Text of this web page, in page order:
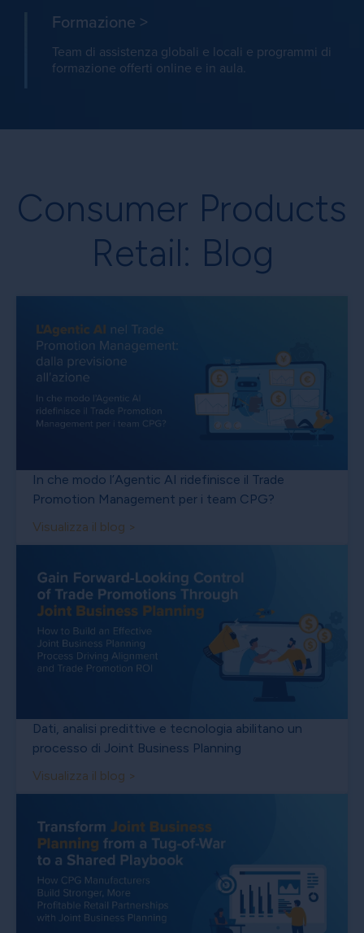
Formazione >
Team di assistenza globali e locali e programmi di
formazione offerti online e in aula.
Consumer Products
Retail: Blog
In che modo l’Agentic AI ridefinisce il Trade
Promotion Management per i team CPG?
Visualizza il blog >
Dati, analisi predittive e tecnologia abilitano un
processo di Joint Business Planning
Visualizza il blog >